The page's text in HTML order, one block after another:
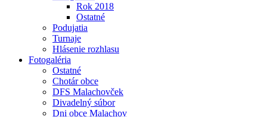
Rok 2018
Ostatné
Podujatia
Turnaje
Hlásenie rozhlasu
Fotogaléria
Ostatné
Chotár obce
DFS Malachovček
Divadelný súbor
Dni obce Malachov